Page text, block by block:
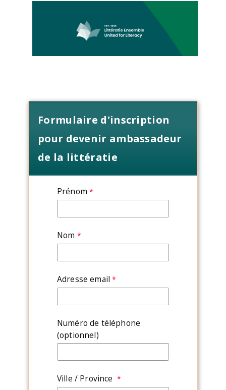
Formulaire d'inscription
pour devenir ambassadeur
de la littératie
Prénom
Nom
Adresse email
Numéro de téléphone
(optionnel)
Ville / Province